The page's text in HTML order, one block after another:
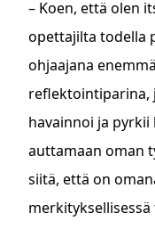
– Koen, että olen
opettajilta todella
ohjaajana
reflektointiparina,
havainnoi ja
auttamaan oman
siitä, että on